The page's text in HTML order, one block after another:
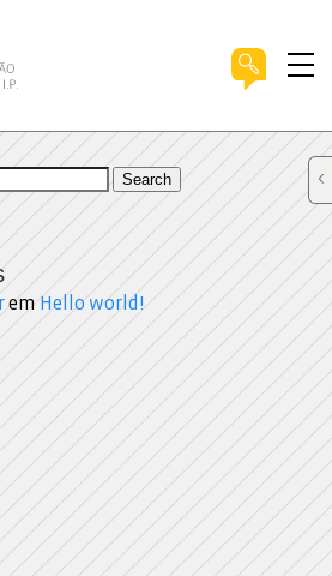
Search
em Hello world!